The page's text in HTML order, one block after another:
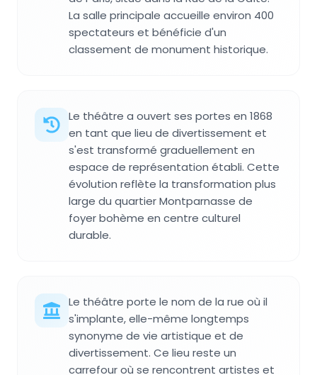
La salle principale accueille environ 400
spectateurs et bénéficie d'un
classement de monument historique.
Le théâtre a ouvert ses portes en 1868
en tant que lieu de divertissement et
s'est transformé graduellement en
espace de représentation établi. Cette
évolution reflète la transformation plus
large du quartier Montparnasse de
foyer bohème en centre culturel
durable.
Le théâtre porte le nom de la rue où il
s'implante, elle-même longtemps
synonyme de vie artistique et de
divertissement. Ce lieu reste un
carrefour où se rencontrent artistes et